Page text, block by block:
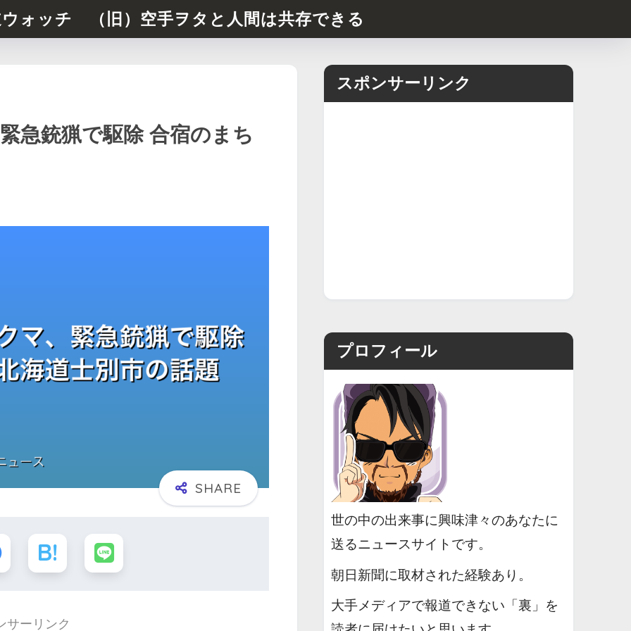
ォッチ （旧）空手ヲタと人間は共存できる
急銃猟で駆除 合宿のまち
サーリンク
スポンサーリンク
プロフィール
世の中の出来事に興味津々のあなたに
送るニュースサイトです。
朝日新聞に取材された経験あり。
大手メディアで報道できない「裏」を